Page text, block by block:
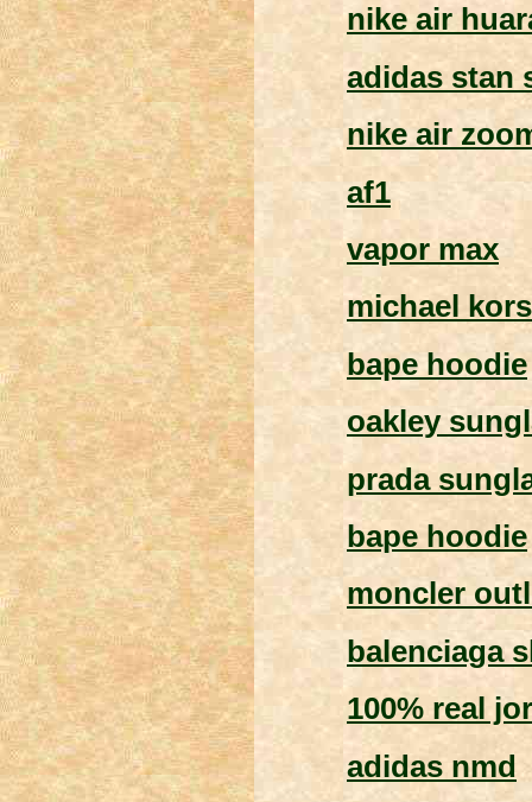
nike air
adidas stan
nike air
af1
vapor max
michael
bape hoodie
oakley
prada
bape hoodie
moncler
balenciaga
100% real
adidas nmd